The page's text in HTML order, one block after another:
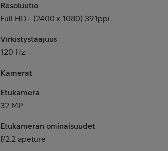
Resoluutio
Full HD+ (2400 x 1080) 391ppi
Virkistystaajuus
120 Hz
Kamerat
Etukamera
32 MP
Etukameran ominaisuudet
f/2.2 apeture